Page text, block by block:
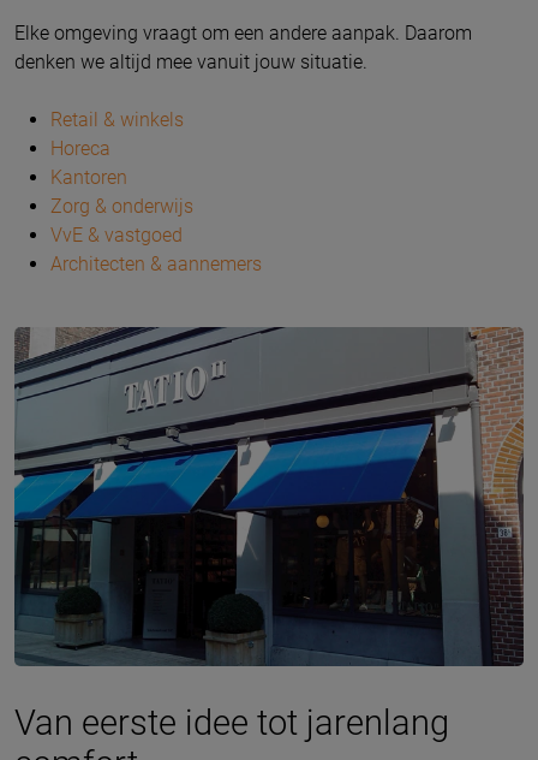
Elke omgeving vraagt om een andere aanpak. Daarom
denken we altijd mee vanuit jouw situatie.
Retail & winkels
Horeca
Kantoren
Zorg & onderwijs
VvE & vastgoed
Architecten & aannemers
Van eerste idee tot jarenlang